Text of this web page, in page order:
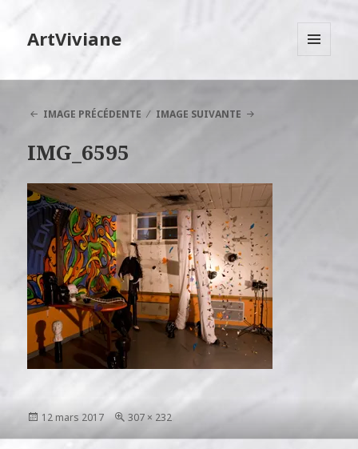
ArtViviane
IMAGE PRÉCÉDENTE
IMAGE SUIVANTE
IMG_6595
Publié
12 mars 2017
Taille
307 × 232